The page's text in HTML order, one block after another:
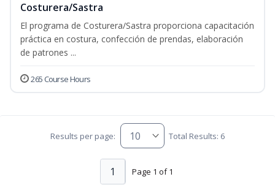
Costurera/Sastra
El programa de Costurera/Sastra proporciona capacitación
práctica en costura, confección de prendas, elaboración
de patrones ...
265 Course Hours
Results per page: Total Results: 6
Page 1 of 1
1